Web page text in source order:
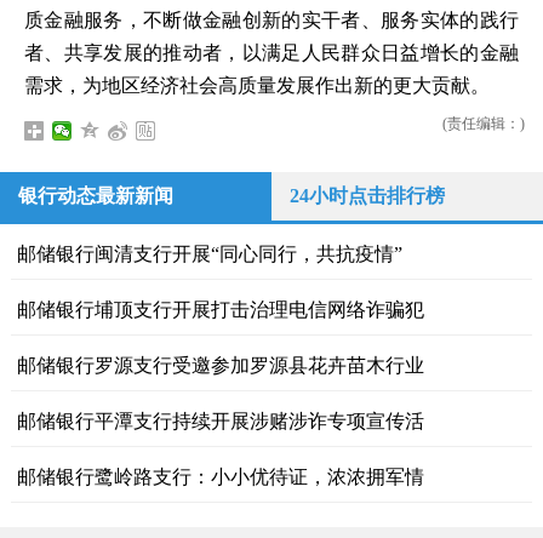
质金融服务，不断做金融创新的实干者、服务实体的践行
者、共享发展的推动者，以满足人民群众日益增长的金融
需求，为地区经济社会高质量发展作出新的更大贡献。
(责任编辑：)
银行动态最新新闻 24小时点击排行榜
邮储银行闽清支行开展“同心同行，共抗疫情”
邮储银行埔顶支行开展打击治理电信网络诈骗犯
邮储银行罗源支行受邀参加罗源县花卉苗木行业
邮储银行平潭支行持续开展涉赌涉诈专项宣传活
邮储银行鹭岭路支行：小小优待证，浓浓拥军情